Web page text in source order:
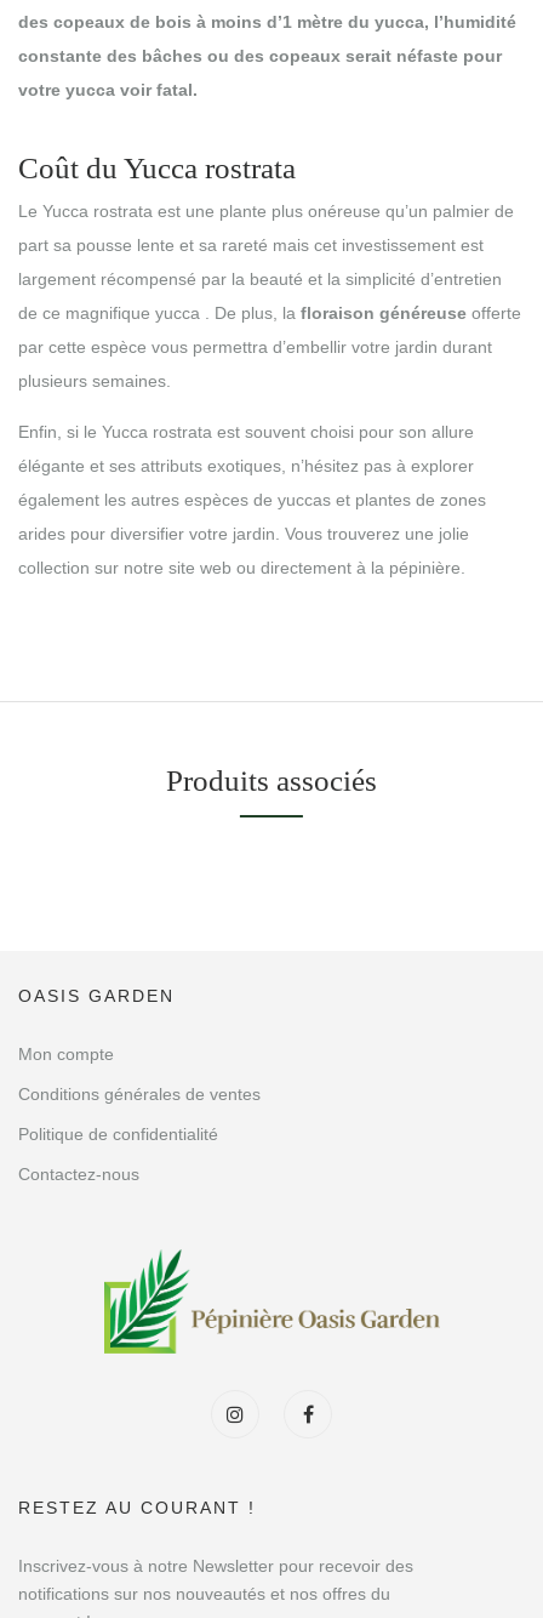
des copeaux de bois à moins d’1 mètre du yucca, l’humidité
constante des bâches ou des copeaux serait néfaste pour
votre yucca voir fatal.
Coût du Yucca rostrata
Le Yucca rostrata est une plante plus onéreuse qu’un palmier de
part sa pousse lente et sa rareté mais cet investissement est
largement récompensé par la beauté et la simplicité d’entretien
de ce magnifique yucca . De plus, la floraison généreuse offerte
par cette espèce vous permettra d’embellir votre jardin durant
plusieurs semaines.
Enfin, si le Yucca rostrata est souvent choisi pour son allure
élégante et ses attributs exotiques, n’hésitez pas à explorer
également les autres espèces de yuccas et plantes de zones
arides pour diversifier votre jardin. Vous trouverez une jolie
collection sur notre site web ou directement à la pépinière.
Produits associés
OASIS GARDEN
Mon compte
Conditions générales de ventes
Politique de confidentialité
Contactez-nous
RESTEZ AU COURANT !
Inscrivez-vous à notre Newsletter pour recevoir des
notifications sur nos nouveautés et nos offres du